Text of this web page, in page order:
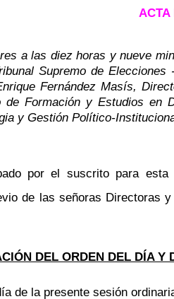
ACTA
a las diez horas y nueve
Supremo de Elecciones
Fernández Masís,
Formación y Estudios en
y Gestión Político-
por el suscrito para
de las señoras Directoras y
DEL ORDEN DEL DÍA Y
de la presente sesión